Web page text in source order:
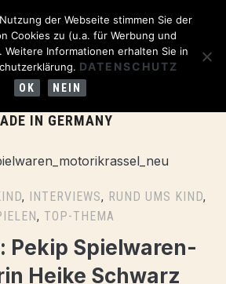
IN GERMANY
, INTERVIEWS, RUND UMS KIND,
, TOP-THEMA
Pekip Spielwaren-
Heike Schwarz
der Webseite stimmen Sie der
Cookies zu (u.a. für Werbung und
Weitere Informationen erhalten Sie in
DATENSCHUTZ
OK NEIN